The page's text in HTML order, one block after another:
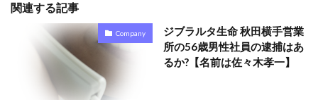
関連する記事
Company
ジブラルタ生命 秋田横手営業
所の56歳男性社員の逮捕はあ
るか?【名前は佐々木孝一】